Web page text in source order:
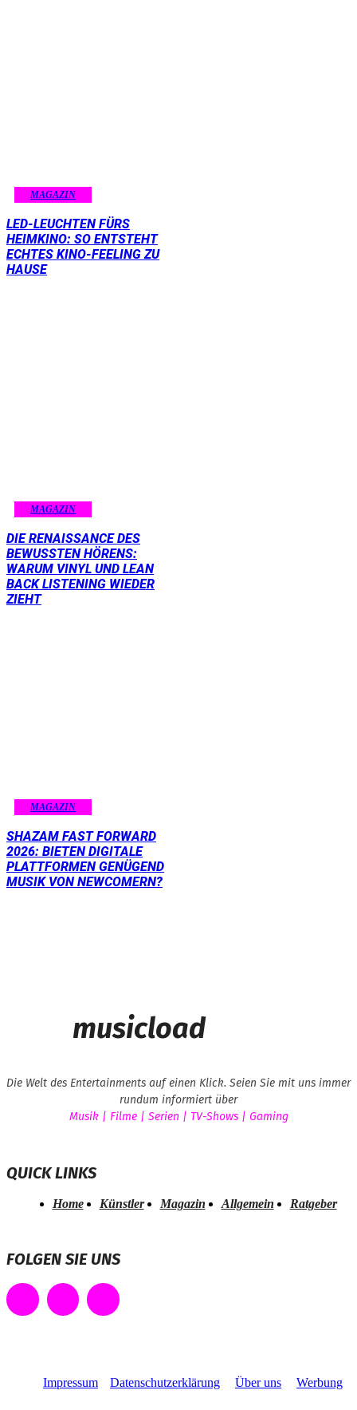
MAGAZIN
LED-LEUCHTEN FÜRS
HEIMKINO: SO ENTSTEHT
ECHTES KINO-FEELING ZU
HAUSE
MAGAZIN
DIE RENAISSANCE DES
BEWUSSTEN HÖRENS:
WARUM VINYL UND LEAN
BACK LISTENING WIEDER
ZIEHT
MAGAZIN
SHAZAM FAST FORWARD
2026: BIETEN DIGITALE
PLATTFORMEN GENÜGEND
MUSIK VON NEWCOMERN?
musicload
Die Welt des Entertainments auf einen Klick. Seien Sie mit uns immer
rundum informiert über
Musik | Filme | Serien | TV-Shows | Gaming
QUICK LINKS
Home Künstler Magazin Allgemein Ratgeber
FOLGEN SIE UNS
Impressum Datenschutzerklärung Über uns Werbung